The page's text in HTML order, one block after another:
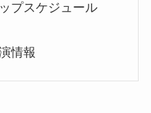
プスケジュール
情報